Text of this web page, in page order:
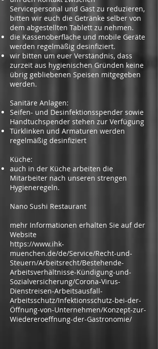
Servicepersonal und Gast zu reduzieren,
bitten wir euch die Getränke selber von
dem abgestellten Tablett zu nehmen.
die Kassenoberfläche und mobile Geräte
werden regelmäßig desinfiziert.
wir bitten um euer Verständnis, dass
zurzeit aus hygienischen Gründen keine
übrig gebliebenen Speisen mitgegeben
werden.
Sanitäre Anlagen:
Seifen- und Desinfektionsspender sowie
Handtuchspender stehen zur Verfügung
Türklinken und Armaturen werden
regelmäßig desinfiziert
Küche:
auch in der Küche arbeiten die
Mitarbeiter nach unseren strengen
Hygieneregeln.
Nano Sushi Restaurant
mehr Informationen erhalten Sie auf der
Website
https://www.ihk-
muenchen.de/de/Service/Recht-und-
Steuern/Arbeitsrecht/Bestehende-
Arbeitsverhältnisse-Kündigung-und-
Sozialversicherung/Corona-Virus-
Dienstreisen-Arbeitsausfall-
Arbeitsschutz/Infektionsschutz-bei-der-
Öffnung-von-Unternehmen/Konzept-zur-
Wiedereroeffnung-der-Gastronomie/